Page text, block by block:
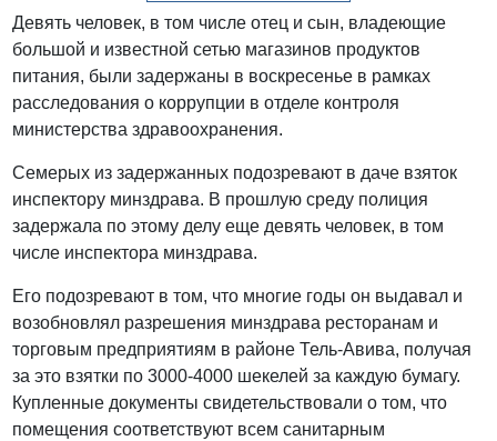
Девять человек, в том числе отец и сын, владеющие
большой и известной сетью магазинов продуктов
питания, были задержаны в воскресенье в рамках
расследования о коррупции в отделе контроля
министерства здравоохранения.
Семерых из задержанных подозревают в даче взяток
инспектору минздрава. В прошлую среду полиция
задержала по этому делу еще девять человек, в том
числе инспектора минздрава.
Его подозревают в том, что многие годы он выдавал и
возобновлял разрешения минздрава ресторанам и
торговым предприятиям в районе Тель-Авива, получая
за это взятки по 3000-4000 шекелей за каждую бумагу.
Купленные документы свидетельствовали о том, что
помещения соответствуют всем санитарным